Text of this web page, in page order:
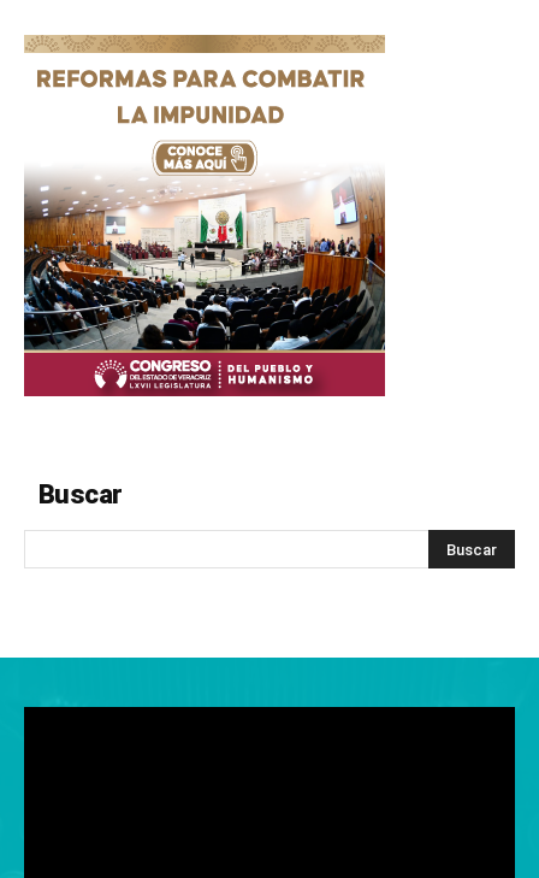
Buscar